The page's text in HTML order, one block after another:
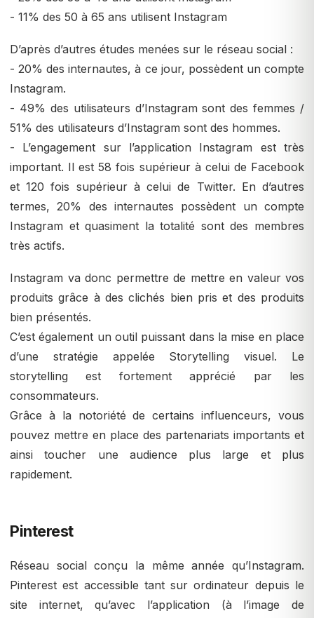
- 11% des 50 à 65 ans utilisent Instagram
D’après d’autres études menées sur le réseau social :
- 20% des internautes, à ce jour, possèdent un compte
Instagram.
- 49% des utilisateurs d’Instagram sont des femmes /
51% des utilisateurs d’Instagram sont des hommes.
- L’engagement sur l’application Instagram est très
important. Il est 58 fois supérieur à celui de Facebook
et 120 fois supérieur à celui de Twitter. En d’autres
termes, 20% des internautes possèdent un compte
Instagram et quasiment la totalité sont des membres
très actifs.
Instagram va donc permettre de mettre en valeur vos
produits grâce à des clichés bien pris et des produits
bien présentés.
C’est également un outil puissant dans la mise en place
d’une stratégie appelée Storytelling visuel. Le
storytelling est fortement apprécié par les
consommateurs.
Grâce à la notoriété de certains influenceurs, vous
pouvez mettre en place des partenariats importants et
ainsi toucher une audience plus large et plus
rapidement.
Pinterest
Réseau social conçu la même année qu’Instagram.
Pinterest est accessible tant sur ordinateur depuis le
site internet, qu’avec l’application (à l’image de